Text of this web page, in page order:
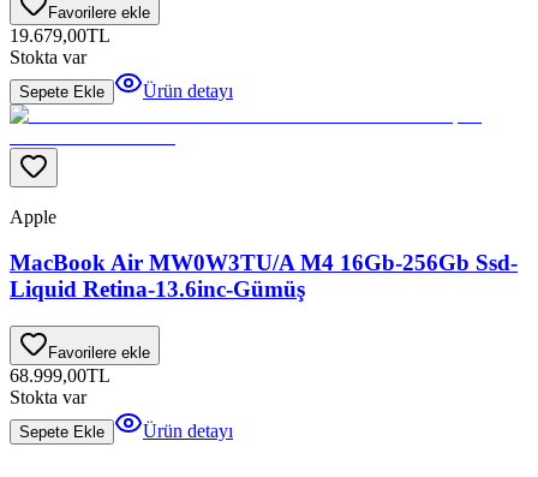
Favorilere ekle
19.679,00TL
Stokta var
Sepete Ekle Ürün detayı
Apple
MacBook Air MW0W3TU/A M4 16Gb-256Gb Ssd-
Liquid Retina-13.6inc-Gümüş
Favorilere ekle
68.999,00TL
Stokta var
Sepete Ekle Ürün detayı